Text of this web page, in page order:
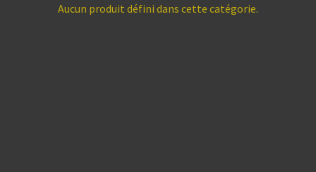
Aucun produit défini dans cette catégorie.